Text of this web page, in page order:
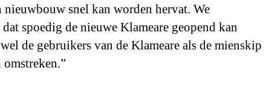
nieuwbouw snel kan worden hervat. We
spoedig de nieuwe Klameare geopend kan
de gebruikers van de Klameare als de mienskip